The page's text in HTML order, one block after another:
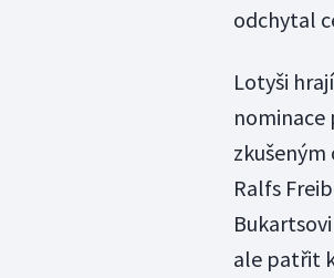
odchytal
Lotyši
nominace
zkušeným
Ralfs
ale patřit